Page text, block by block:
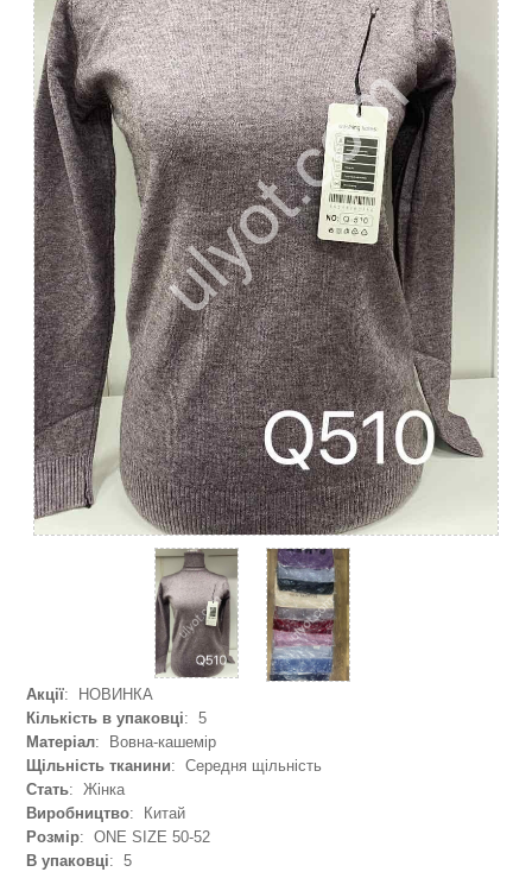
Акції: НОВИНКА
Кількість в упаковці: 5
Матеріал: Вовна-кашемір
Щільність тканини: Середня щільність
Стать: Жінка
Виробництво: Китай
Розмір: ONE SIZE 50-52
В упаковці: 5